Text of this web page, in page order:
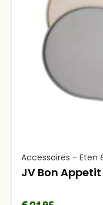
JV Bon